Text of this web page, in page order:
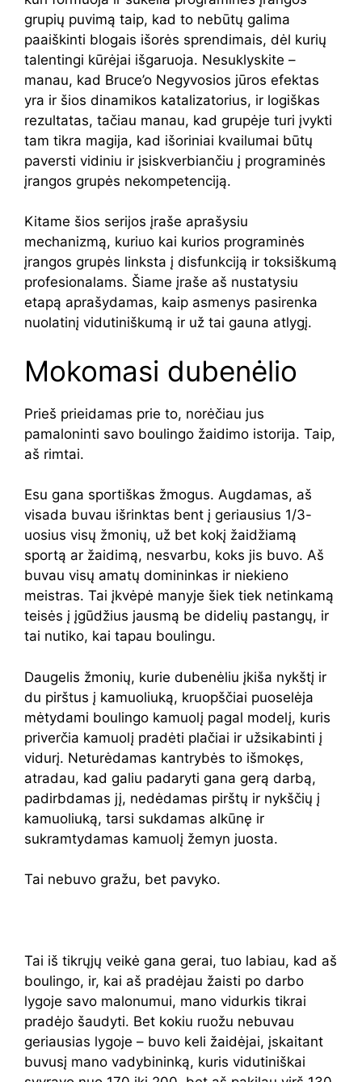
grupių puvimą taip, kad to nebūtų galima
paaiškinti blogais išorės sprendimais, dėl kurių
talentingi kūrėjai išgaruoja. Nesuklyskite –
manau, kad Bruce’o Negyvosios jūros efektas
yra ir šios dinamikos katalizatorius, ir logiškas
rezultatas, tačiau manau, kad grupėje turi įvykti
tam tikra magija, kad išoriniai kvailumai būtų
paversti vidiniu ir įsiskverbiančiu į programinės
įrangos grupės nekompetenciją.
Kitame šios serijos įraše aprašysiu
mechanizmą, kuriuo kai kurios programinės
įrangos grupės linksta į disfunkciją ir toksiškumą
profesionalams. Šiame įraše aš nustatysiu
etapą aprašydamas, kaip asmenys pasirenka
nuolatinį vidutiniškumą ir už tai gauna atlygį.
Mokomasi dubenėlio
Prieš prieidamas prie to, norėčiau jus
pamaloninti savo boulingo žaidimo istorija. Taip,
aš rimtai.
Esu gana sportiškas žmogus. Augdamas, aš
visada buvau išrinktas bent į geriausius 1/3-
uosius visų žmonių, už bet kokį žaidžiamą
sportą ar žaidimą, nesvarbu, koks jis buvo. Aš
buvau visų amatų domininkas ir niekieno
meistras. Tai įkvėpė manyje šiek tiek netinkamą
teisės į įgūdžius jausmą be didelių pastangų, ir
tai nutiko, kai tapau boulingu.
Daugelis žmonių, kurie dubenėliu įkiša nykštį ir
du pirštus į kamuoliuką, kruopščiai puoselėja
mėtydami boulingo kamuolį pagal modelį, kuris
priverčia kamuolį pradėti plačiai ir užsikabinti į
vidurį. Neturėdamas kantrybės to išmokęs,
atradau, kad galiu padaryti gana gerą darbą,
padirbdamas jį, nedėdamas pirštų ir nykščių į
kamuoliuką, tarsi sukdamas alkūnę ir
sukramtydamas kamuolį žemyn juosta.
Tai nebuvo gražu, bet pavyko.
Tai iš tikrųjų veikė gana gerai, tuo labiau, kad aš
boulingo, ir, kai aš pradėjau žaisti po darbo
lygoje savo malonumui, mano vidurkis tikrai
pradėjo šaudyti. Bet kokiu ruožu nebuvau
geriausias lygoje – buvo keli žaidėjai, įskaitant
buvusį mano vadybininką, kuris vidutiniškai